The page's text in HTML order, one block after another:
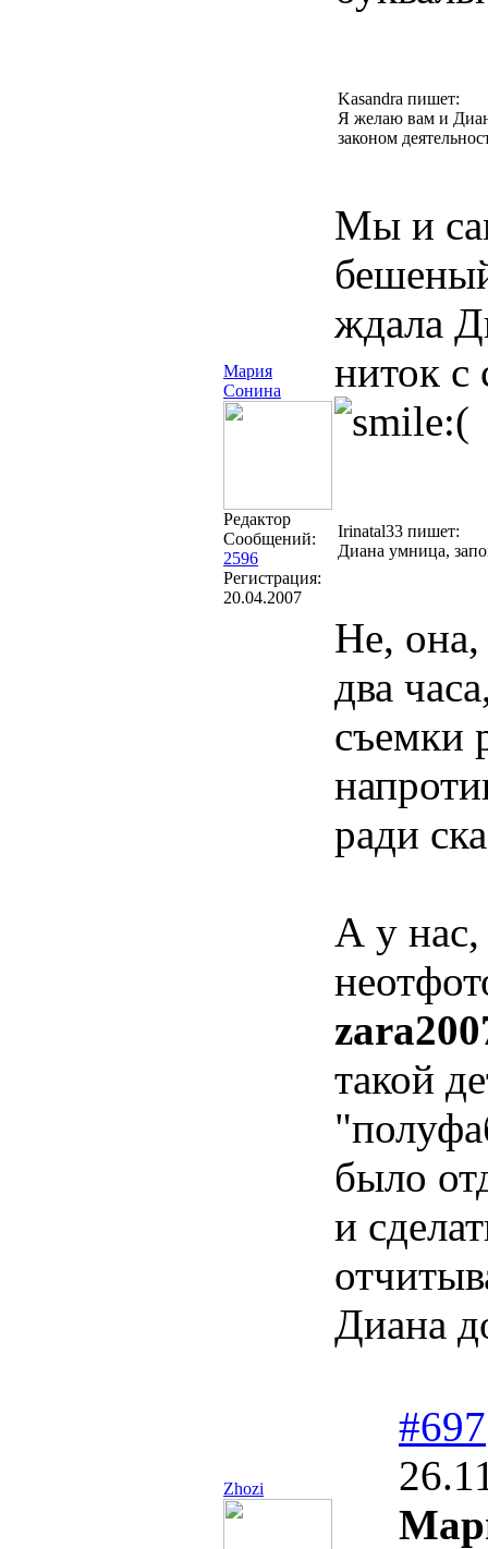
Мария
Сонина
Редактор
Сообщений:
2596
Регистрация:
20.04.2007
Kasandra пишет:
Я желаю вам и
законом
Мы и
ждала
ниток с
Irinatal33 пишет:
Диана умница,
Не, она,
два
съемки
ради
А у
такой
было
и
Диана
Zhozi
#697